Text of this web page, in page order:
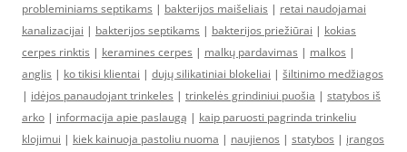
probleminiams septikams | bakterijos maišeliais | retai naudojamai
kanalizacijai | bakterijos septikams | bakterijos priežiūrai | kokias
cerpes rinktis | keramines cerpes | malkų pardavimas | malkos |
anglis | ko tikisi klientai | dujų silikatiniai blokeliai | šiltinimo medžiagos
| idėjos panaudojant trinkeles | trinkelės grindiniui puošia | statybos iš
arko | informacija apie paslaugą | kaip paruosti pagrinda trinkeliu
klojimui | kiek kainuoja pastoliu nuoma | naujienos | statybos | įrangos